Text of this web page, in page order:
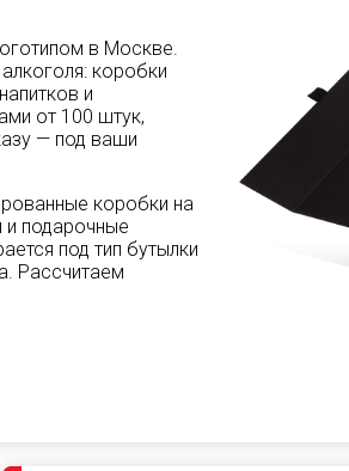
в Москве.
коробки
и
от 100 штук,
— под ваши
коробки на
подарочные
под тип бутылки
Рассчитаем